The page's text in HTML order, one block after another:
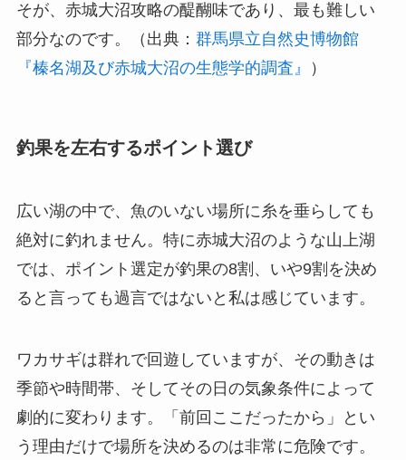
そが、赤城大沼攻略の醍醐味であり、最も難しい
部分なのです。（出典： 群馬県立自然史博物館
『榛名湖及び赤城大沼の生態学的調査』
）
釣果を左右するポイント選び
広い湖の中で、魚のいない場所に糸を垂らしても
絶対に釣れません。特に赤城大沼のような山上湖
では、ポイント選定が釣果の8割、いや9割を決め
ると言っても過言ではないと私は感じています。
ワカサギは群れで回遊していますが、その動きは
季節や時間帯、そしてその日の気象条件によって
劇的に変わります。「前回ここだったから」とい
う理由だけで場所を決めるのは非常に危険です。